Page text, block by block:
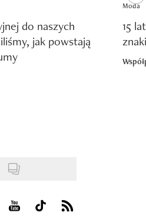
do naszych
jak powstają
Moda
15
on Instagram
Visit us on Youtube
Visit us on Tiktok
Visit us on Rss